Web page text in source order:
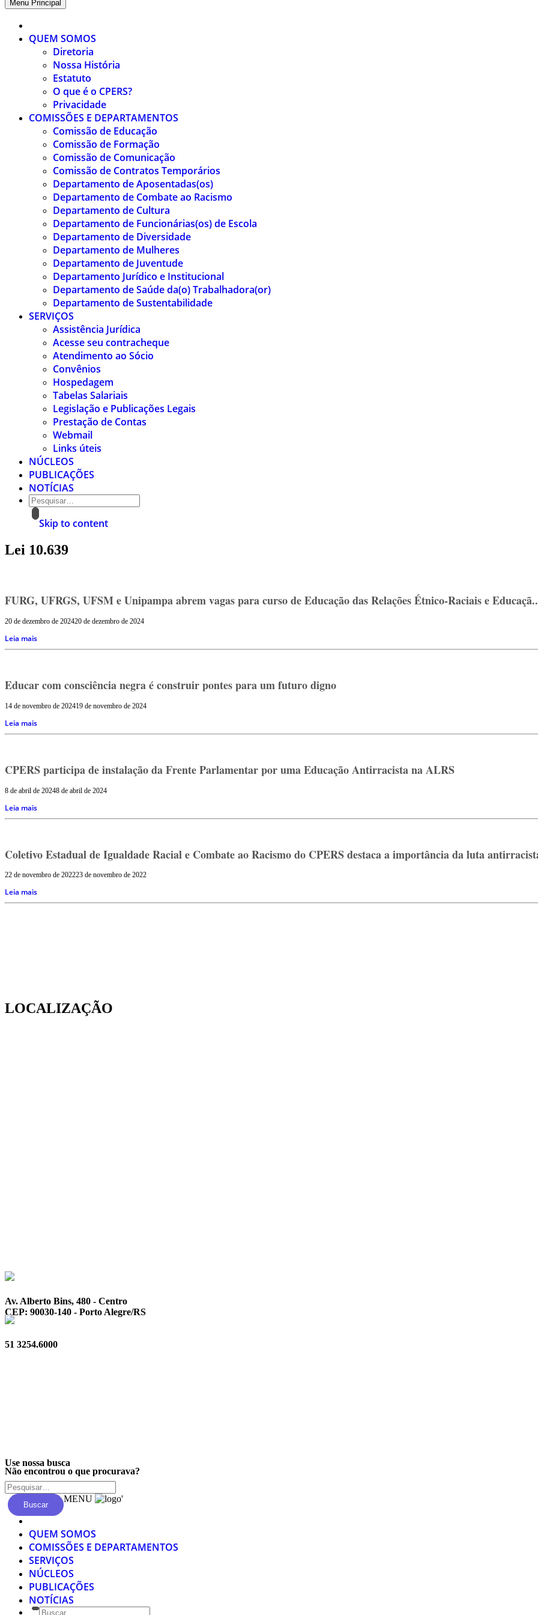
Menu Principal
QUEM SOMOS
Diretoria
Nossa História
Estatuto
O que é o CPERS?
Privacidade
COMISSÕES E DEPARTAMENTOS
Comissão de Educação
Comissão de Formação
Comissão de Comunicação
Comissão de Contratos Temporários
Departamento de Aposentadas(os)
Departamento de Combate ao Racismo
Departamento de Cultura
Departamento de Funcionárias(os) de Escola
Departamento de Diversidade
Departamento de Mulheres
Departamento de Juventude
Departamento Jurídico e Institucional
Departamento de Saúde da(o) Trabalhadora(or)
Departamento de Sustentabilidade
SERVIÇOS
Assistência Jurídica
Acesse seu contracheque
Atendimento ao Sócio
Convênios
Hospedagem
Tabelas Salariais
Legislação e Publicações Legais
Prestação de Contas
Webmail
Links úteis
NÚCLEOS
PUBLICAÇÕES
NOTÍCIAS
Skip to content
Lei 10.639
FURG, UFRGS, UFSM e Unipampa abrem vagas para curso de Educação das Relações Étnico-Raciais e
20 de dezembro de 202420 de dezembro de 2024
Leia mais
Educar com consciência negra é construir pontes para um futuro digno
14 de novembro de 202419 de novembro de 2024
Leia mais
CPERS participa de instalação da Frente Parlamentar por uma Educação Antirracista na ALRS
8 de abril de 20248 de abril de 2024
Leia mais
Coletivo Estadual de Igualdade Racial e Combate ao Racismo do CPERS destaca a importância da luta
22 de novembro de 202223 de novembro de 2022
Leia mais
LOCALIZAÇÃO
Av. Alberto Bins, 480 - Centro
CEP: 90030-140 - Porto Alegre/RS
51 3254.6000
Não encontrou o que procurava?
Use nossa busca
Buscar
MENU '
QUEM SOMOS
COMISSÕES E DEPARTAMENTOS
SERVIÇOS
NÚCLEOS
PUBLICAÇÕES
NOTÍCIAS